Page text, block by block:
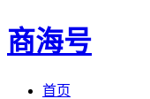
商海号
首页